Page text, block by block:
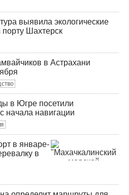
выявила экологические
Шахтерск
в Астрахани
в Югре посетили
начала навигации
в январе-
в